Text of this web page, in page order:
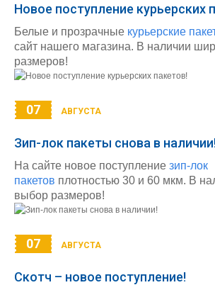
Новое поступление курьерских
Белые и прозрачные курьерские
сайт нашего магазина. В наличии
размеров!
07 АВГУСТА
Зип-лок пакеты снова в
На сайте новое поступление зип-лок
пакетов плотностью 30 и 60 мкм. В
выбор размеров!
07 АВГУСТА
Скотч – новое поступление!